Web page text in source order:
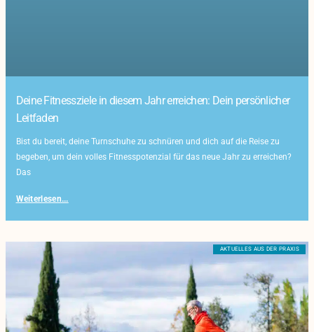
Deine Fitnessziele in diesem Jahr erreichen: Dein persönlicher
Leitfaden
Bist du bereit, deine Turnschuhe zu schnüren und dich auf die Reise zu
begeben, um dein volles Fitnesspotenzial für das neue Jahr zu erreichen?
Das
Weiterlesen...
AKTUELLES AUS DER PRAXIS